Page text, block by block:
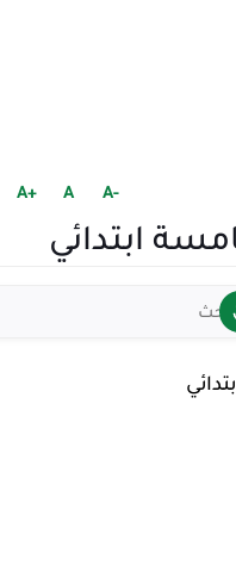
+A A -A
ابتدائي